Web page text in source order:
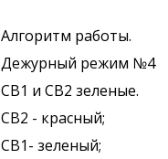
Алгоритм работы.
Дежурный режим №4
СВ1 и СВ2 зеленые.
СВ2 - красный;
СВ1- зеленый;